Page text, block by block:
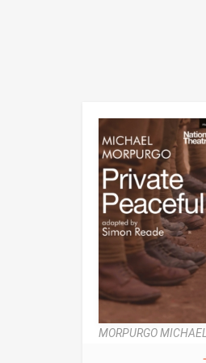
MORPURGO MICHAEL